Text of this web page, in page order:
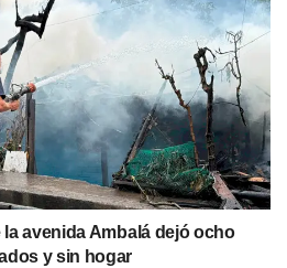
la avenida Ambalá dejó ocho
y sin hogar